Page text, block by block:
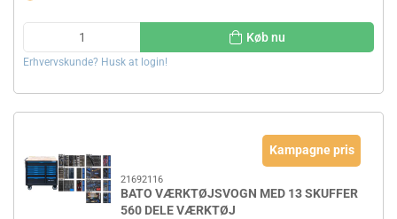
Køb nu
Erhvervskunde? Husk at login!
Kampagne pris
21692116
BATO VÆRKTØJSVOGN MED 13 SKUFFER
560 DELE VÆRKTØJ